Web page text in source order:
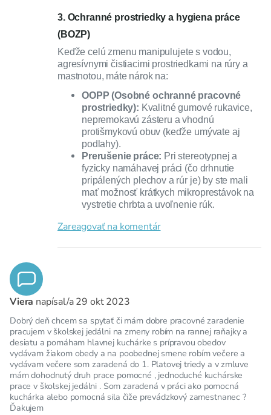
3. Ochranné prostriedky a hygiena práce
(BOZP)
Keďže celú zmenu manipulujete s vodou,
agresívnymi čistiacimi prostriedkami na rúry a
mastnotou, máte nárok na:
OOPP (Osobné ochranné pracovné
prostriedky): Kvalitné gumové rukavice,
nepremokavú zásteru a vhodnú
protišmykovú obuv (keďže umývate aj
podlahy).
Prerušenie práce: Pri stereotypnej a
fyzicky namáhavej práci (čo drhnutie
pripálených plechov a rúr je) by ste mali
mať možnosť krátkych mikroprestávok na
vystretie chrbta a uvoľnenie rúk.
Zareagovať na komentár
Viera napísal/a29 okt 2023
Dobrý deň chcem sa spytať či mám dobre pracovné zaradenie
pracujem v školskej jedálni na zmeny robím na rannej raňajky a
desiatu a pomáham hlavnej kuchárke s prípravou obedov
vydávam žiakom obedy a na poobednej smene robím večere a
vydávam večere som zaradená do 1. Platovej triedy a v zmluve
mám dohodnutý druh prace pomocné , jednoduché kuchárske
prace v školskej jedálni . Som zaradená v práci ako pomocná
kuchárka alebo pomocná sila čiže prevádzkový zamestnanec ?
Ďakujem